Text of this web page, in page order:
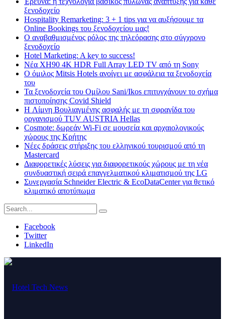
ξενοδοχείο
Hospitality Remarketing: 3 + 1 tips για να αυξήσουμε τα
Online Bookings του ξενοδοχείου μας!
Ο αναβαθμισμένος ρόλος της τηλεόρασης στο σύγχρονο
ξενοδοχείο
Hotel Marketing: A key to success!
Νέα XH90 4K HDR Full Array LED TV από τη Sony
Ο όμιλος Mitsis Hotels ανοίγει με ασφάλεια τα ξενοδοχεία
του
Τα ξενοδοχεία του Ομίλου Sani/Ikos επιτυγχάνουν το σχήμα
πιστοποίησης Covid Shield
H Λίμνη Βουλιαγμένης ασφαλής με τη σφραγίδα του
οργανισμού TUV AUSTRIA Hellas
Cosmote: δωρεάν Wi-Fi σε μουσεία και αρχαιολογικούς
χώρους της Κρήτης
Νέες δράσεις στήριξης του ελληνικού τουρισμού από τη
Mastercard
Διαφορετικές λύσεις για διαφορετικούς χώρους με τη νέα
συνδυαστική σειρά επαγγελματικού κλιματισμού της LG
Συνεργασία Schneider Electric & EcoDataCenter για θετικό
κλιματικό αποτύπωμα
Facebook
Twitter
LinkedIn